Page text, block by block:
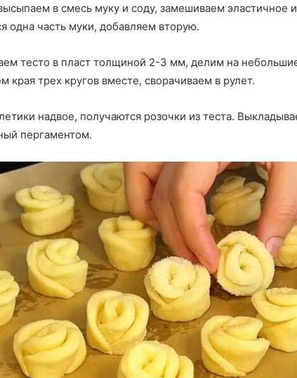
в смесь муку и соду, замешиваем эластичное
одна часть муки, добавляем вторую.
тесто в пласт толщиной 2-3 мм, делим на
края трех кругов вместе, сворачиваем в рулет.
надвое, получаются розочки из теста.
пергаментом.